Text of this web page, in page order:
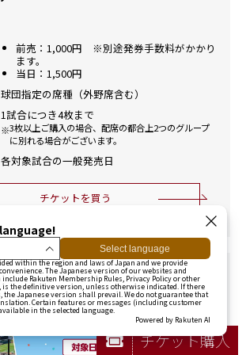
前売：1,000円 ※別途発券手数料がかかり
ます。
当日：1,500円
球団指定の席種（外野席含む）
1試合につき4枚まで
3枚以上ご購入の場合、配席の都合上2つのグループ
に別れる場合がございます。
各対象試合の一般発売日
チケットを買う
チケット購入